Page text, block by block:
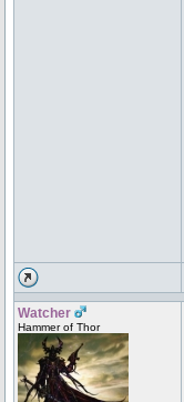
Watcher
Hammer of Thor